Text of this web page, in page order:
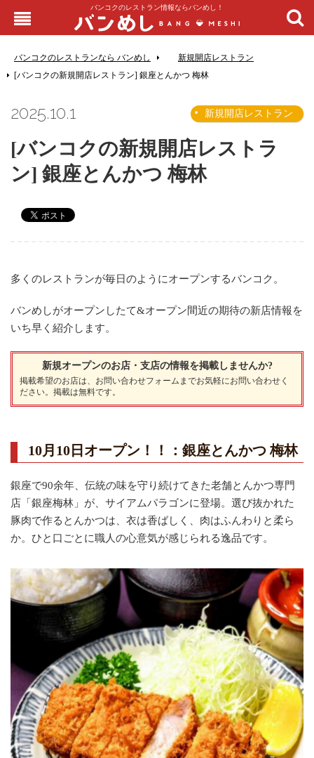
バンコクのレストラン情報ならバンめし！
バンコクのレストランなら バンめし
新規開店レストラン
[バンコクの新規開店レストラン] 銀座とんかつ 梅林
2025.10.1 新規開店レストラン
[バンコクの新規開店レストラ
ン] 銀座とんかつ 梅林
多くのレストランが毎日のようにオープンするバンコク。
バンめしがオープンしたて&オープン間近の期待の新店情報を
いち早く紹介します。
新規オープンのお店・支店の情報を掲載しませんか?
掲載希望のお店は、 お問い合わせフォーム までお気軽にお問い合わせく
ださい。掲載は無料です。
10月10日オープン！！：銀座とんかつ 梅林
銀座で90余年、伝統の味を守り続けてきた老舗とんかつ専門
店「銀座梅林」が、サイアムパラゴンに登場。選び抜かれた
豚肉で作るとんかつは、衣は香ばしく、肉はふんわりと柔ら
か。ひと口ごとに職人の心意気が感じられる逸品です。